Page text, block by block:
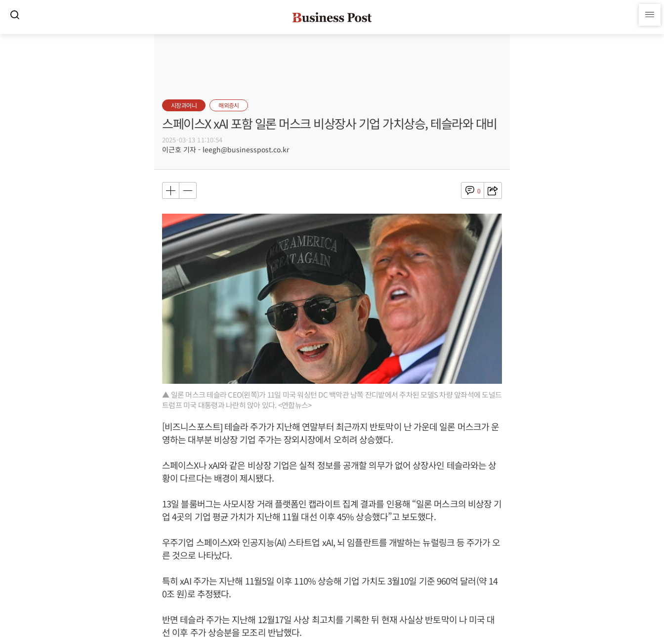
시장과머니 해외증시
스페이스X xAI 포함 일론 머스크 비상장사 기업 가치상승, 테슬라와 대비
2025-03-13 11:10:54
이근호 기자 - leegh@businesspost.co.kr
0
▲ 일론 머스크 테슬라 CEO(왼쪽)가 11일 미국 워싱턴 DC 백악관 남쪽 잔디밭에서 주차된 모델S 차량 앞좌석에 도널드
트럼프 미국 대통령과 나란히 앉아 있다. <연합뉴스>
[비즈니스포스트] 테슬라 주가가 지난해 연말부터 최근까지 반토막이 난 가운데 일론 머스크가 운
영하는 대부분 비상장 기업 주가는 장외시장에서 오히려 상승했다.
스페이스X나 xAI와 같은 비상장 기업은 실적 정보를 공개할 의무가 없어 상장사인 테슬라와는 상
황이 다르다는 배경이 제시됐다.
13일 블룸버그는 사모시장 거래 플랫폼인 캡라이트 집계 결과를 인용해 “일론 머스크의 비상장 기
업 4곳의 기업 평균 가치가 지난해 11월 대선 이후 45% 상승했다”고 보도했다.
우주기업 스페이스X와 인공지능(AI) 스타트업 xAI, 뇌 임플란트를 개발하는 뉴럴링크 등 주가가 오
른 것으로 나타났다.
특히 xAI 주가는 지난해 11월5일 이후 110% 상승해 기업 가치도 3월10일 기준 960억 달러(약 14
0조 원)로 추정됐다.
반면 테슬라 주가는 지난해 12월17일 사상 최고치를 기록한 뒤 현재 사실상 반토막이 나 미국 대
선 이후 주가 상승분을 모조리 반납했다.